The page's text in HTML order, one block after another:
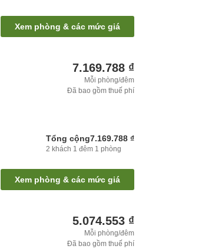
Xem phòng & các mức giá
7.169.788 ₫
Mỗi phòng/đêm
Đã bao gồm thuế phí
Tổng cộng7.169.788 ₫
2 khách 1 đêm 1 phòng
Xem phòng & các mức giá
5.074.553 ₫
Mỗi phòng/đêm
Đã bao gồm thuế phí